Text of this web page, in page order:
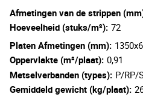
Afmetingen van de strippen
Hoeveelheid (stuks/m²): 72
Platen Afmetingen (mm):
Oppervlakte (m²/plaat): 0,91
Metselverbanden (types): P/RP/
Gemiddeld gewicht (kg/plaat):